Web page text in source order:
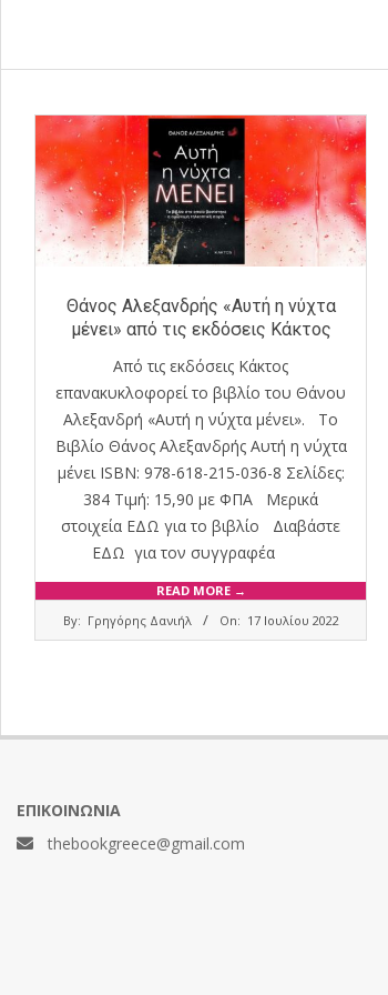
Θάνος Αλεξανδρής «Αυτή η νύχτα
μένει» από τις εκδόσεις Κάκτος
Από τις εκδόσεις Κάκτος
επανακυκλοφορεί το βιβλίο του Θάνου
Αλεξανδρή «Αυτή η νύχτα μένει». Το
Βιβλίο Θάνος Αλεξανδρής Αυτή η νύχτα
μένει ISBN: 978-618-215-036-8 Σελίδες:
384 Τιμή: 15,90 με ΦΠΑ Μερικά
στοιχεία ΕΔΩ για το βιβλίο Διαβάστε
ΕΔΩ για τον συγγραφέα
READ MORE →
By: Γρηγόρης Δανιήλ On: 17 Ιουλίου 2022
ΕΠΙΚΟΙΝΩΝΊΑ
thebookgreece@gmail.com